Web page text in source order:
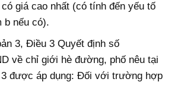
giá cao nhất (có tính đến yếu tố
b nếu có).
3, Điều 3 Quyết định số
về chỉ giới hè đường, phố nêu tại
được áp dụng: Đối với trường hợp